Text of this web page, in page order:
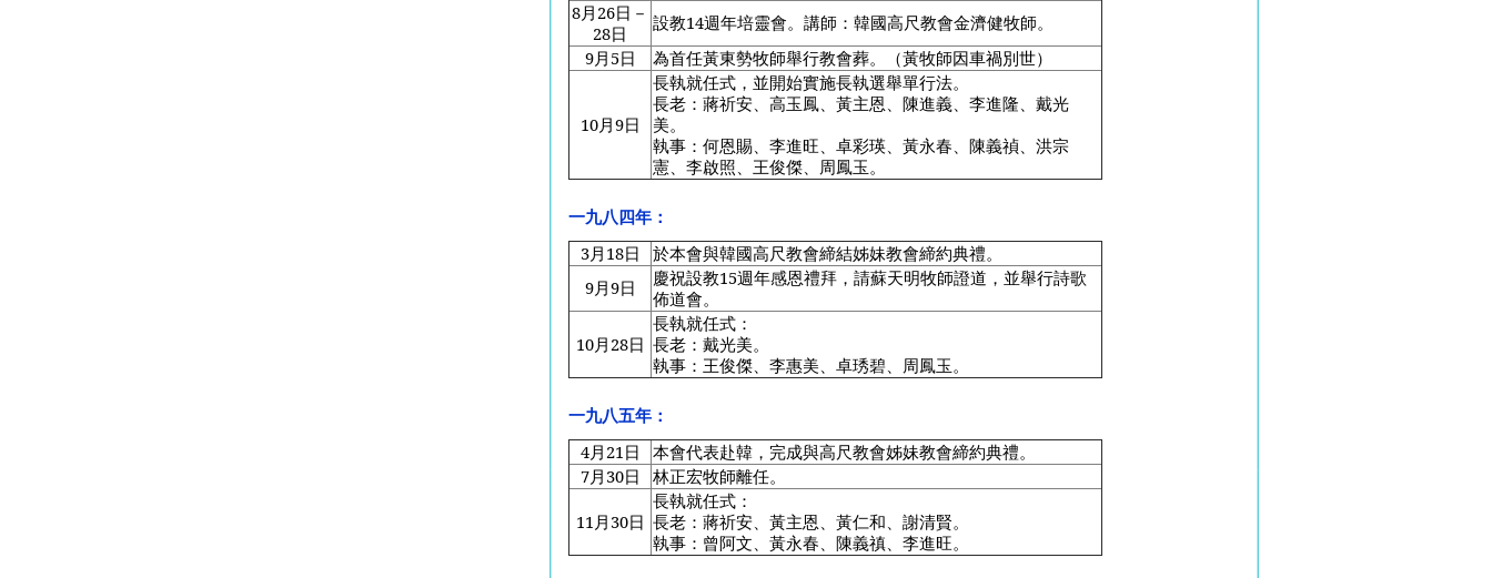
8月26日－
28日
設教14週年培靈會。講師：韓國高尺教會金濟健牧師。
9月5日 為首任黃東勢牧師舉行教會葬。（黃牧師因車禍別世）
10月9日
長執就任式，並開始實施長執選舉單行法。
長老：蔣祈安、高玉鳳、黃主恩、陳進義、李進隆、戴光
美。
執事：何恩賜、李進旺、卓彩瑛、黃永春、陳義禎、洪宗
憲、李啟照、王俊傑、周鳳玉。
一九八四年：
3月18日
於本會與韓國高尺教會締結姊妹教會締約典禮。
9月9日
慶祝設教15週年感恩禮拜，請蘇天明牧師證道，並舉行詩歌
佈道會。
10月28日
長執就任式：
長老：戴光美。
執事：王俊傑、李惠美、卓琇碧、周鳳玉。
一九八五年：
4月21日
本會代表赴韓，完成與高尺教會姊妹教會締約典禮。
7月30日 林正宏牧師離任。
11月30日
長執就任式：
長老：蔣祈安、黃主恩、黃仁和、謝清賢。
執事：曾阿文、黃永春、陳義禛、李進旺。